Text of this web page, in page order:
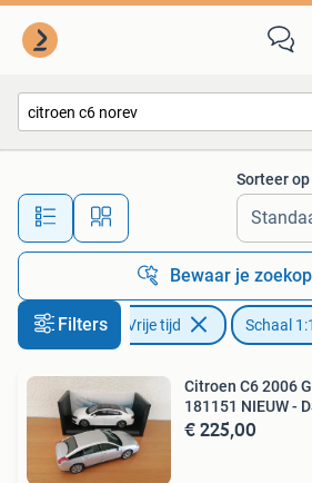
Alle afstanden…
Sorteer op
Bewaar je
Filters
Hobby en Vrije tijd Schaal
Citroen C6 2006
181151 NIEUW -
€ 225,00